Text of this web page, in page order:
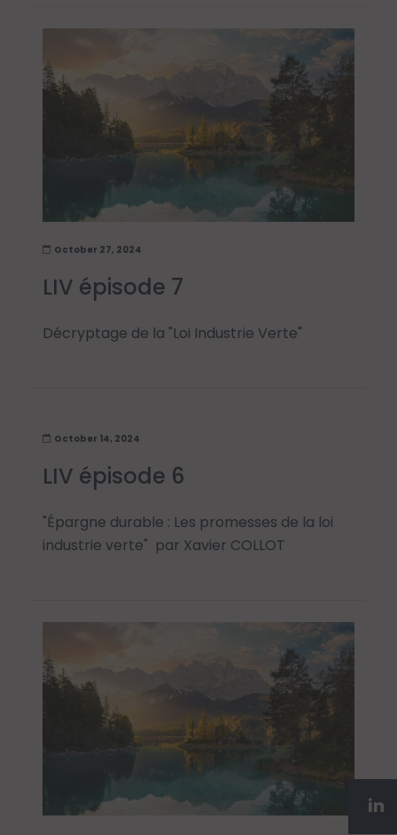
LIV épisode 7
Décryptage de la "Loi Industrie Verte"
October 27, 2024
LIV épisode 6
"Épargne durable : Les promesses de la loi
industrie verte" par Xavier COLLOT
October 14, 2024